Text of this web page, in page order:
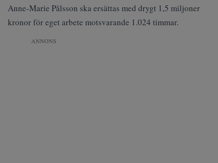
Anne-Marie Pålsson ska ersättas med drygt 1,5 miljoner
kronor för eget arbete motsvarande 1.024 timmar.
ANNONS